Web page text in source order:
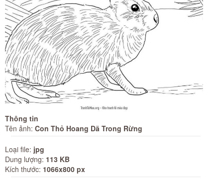
Thông tin
Tên ảnh: Con Thỏ Hoang Dã Trong Rừng
Loại file: jpg
Dung lượng: 113 KB
Kích thước: 1066x800 px